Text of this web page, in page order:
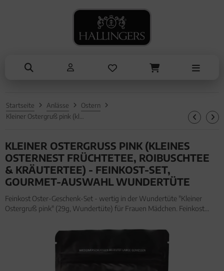
Startseite Anlässe
Ostern
KLEINER OSTERGRUSS PINK (KLEINES O
STERNEST FRÜCHTETEE, ROIBUSCHTEE &
KRÄUTERTEE) - FEINKOST-SET, G
OURMET-AUSWAHL WUNDERTÜTE
Feinkost Oster-Geschenk-Set - wertig in der Wundertüte "Kleiner
Ostergruß pink" (29g, Wundertüte) für Frauen Mädchen. Feinkost
pink" (29g, Wundertüte) für Frauen Mädchen
SOMMER
ALLES ANZEIGEN AUS SOMMER
Genüsse
Liköre
TRINKEN
ALLES ANZEIGEN AUS TRINKEN
Kaffee
NASCHEN
ALLES ANZEIGEN AUS NASCHEN
Pralinen
Müsli
KOCHEN
Essig & Öl
Brot & Pasta